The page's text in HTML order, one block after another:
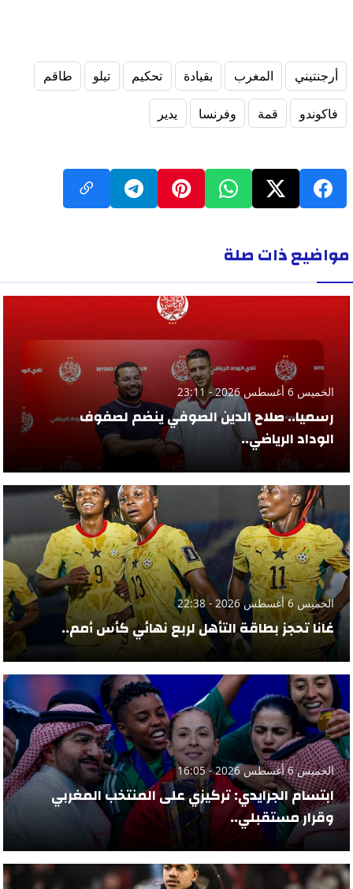
أرجنتيني المغرب بقيادة تحكيم تيلو طاقم
فاكوندو قمة وفرنسا يدير
مواضيع ذات صلة
الخميس 6 أغسطس 2026 - 23:11
رسميا.. صلاح الدين الصوفي ينضم لصفوف
الوداد الرياضي..
الخميس 6 أغسطس 2026 - 22:38
غانا تحجز بطاقة التأهل لربع نهائي كأس أمم..
الخميس 6 أغسطس 2026 - 16:05
ابتسام الجرايدي: تركيزي على المنتخب المغربي
وقرار مستقبلي..